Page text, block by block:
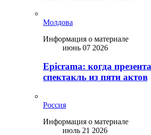
Молдова
Информация о материале
июнь 07 2026
Epicrama: когда
спектакль из пяти актов
Россия
Информация о материале
июль 21 2026